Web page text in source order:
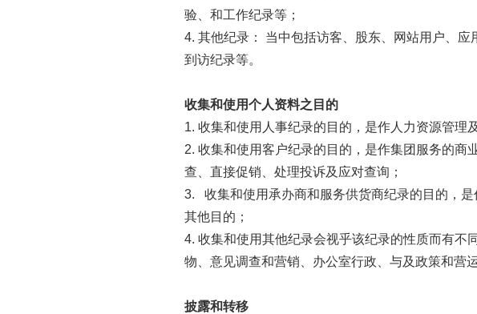
验、和工作纪录等；
4. 其他纪录： 当中包括访客、股东、网站用户、
到访纪录等。
收集和使用个人资料之目的
1. 收集和使用人事纪录的目的，是作人力资源管理
2. 收集和使用客户纪录的目的，是作集团服务的商
查、直接促销、处理投诉及应对查询；
3. 收集和使用承办商和服务供货商纪录的目的，
其他目的；
4. 收集和使用其他纪录会视乎该纪录的性质而有不
物、意见调查和营销、办公室行政、与及政策和营运
披露和转移